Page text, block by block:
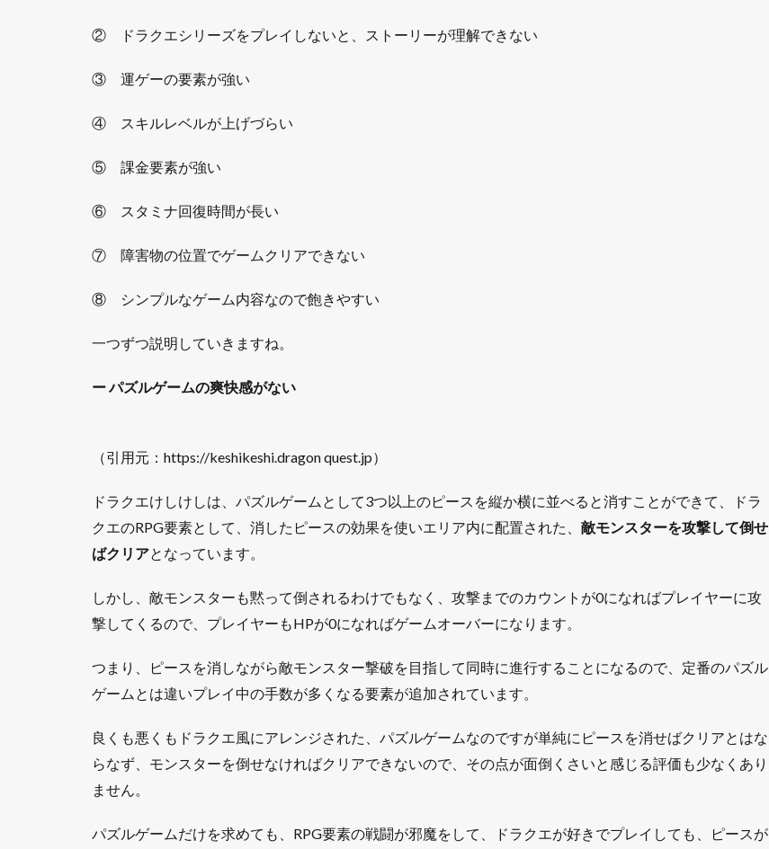
② ドラクエシリーズをプレイしないと、ストーリーが理解できない
③ 運ゲーの要素が強い
④ スキルレベルが上げづらい
⑤ 課金要素が強い
⑥ スタミナ回復時間が長い
⑦ 障害物の位置でゲームクリアできない
⑧ シンプルなゲーム内容なので飽きやすい
一つずつ説明していきますね。
ー パズルゲームの爽快感がない
（引用元：https://keshikeshi.dragon quest.jp）
ドラクエけしけしは、パズルゲームとして3つ以上のピースを縦か横に並べると消すことができて、ドラ
クエのRPG要素として、消したピースの効果を使いエリア内に配置された、 敵モンスターを攻撃して倒せ
ばクリアとなっています。
しかし、敵モンスターも黙って倒されるわけでもなく、攻撃までのカウントが0になればプレイヤーに攻
撃してくるので、プレイヤーもHPが0になればゲームオーバーになります。
つまり、ピースを消しながら敵モンスター撃破を目指して同時に進行することになるので、定番のパズル
ゲームとは違いプレイ中の手数が多くなる要素が追加されています。
良くも悪くもドラクエ風にアレンジされた、パズルゲームなのですが単純にピースを消せばクリアとはな
らなず、モンスターを倒せなければクリアできないので、その点が面倒くさいと感じる評価も少なくあり
ません。
パズルゲームだけを求めても、RPG要素の戦闘が邪魔をして、ドラクエが好きでプレイしても、ピースが